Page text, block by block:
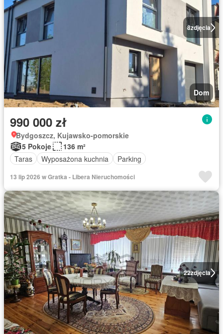
8zdjęcia
Dom
990 000 zł
Bydgoszcz, Kujawsko-pomorskie
5 Pokoje
136 m²
Taras
Wyposażona kuchnia Parking
13 lip 2026 w Gratka - Libera Nieruchomości
22zdjęcia